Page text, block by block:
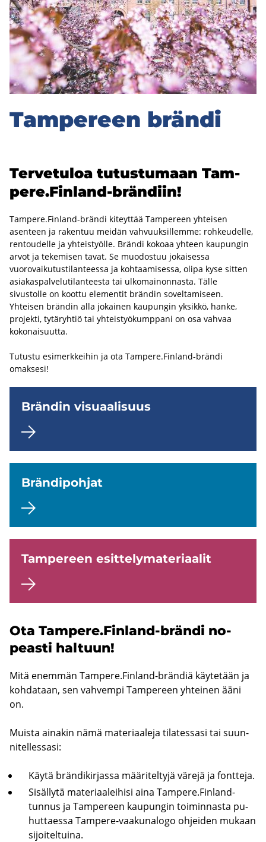
e
e
n
ä
n
d
luokittelua
(Aihealueet)
päältä
Tam­pe­reen brän­di
Ter­ve­tu­loa tu­tus­tu­maan Tam­
pe­re.Finland-​brändiin!
Tampere.Finland-brändi kiteyttää Tampereen yhteisen
asenteen ja rakentuu meidän vahvuuksillemme: rohkeudelle,
rentoudelle ja yhteistyölle. Brändi kokoaa yhteen kaupungin
arvot ja tekemisen tavat. Se muodostuu jokaisessa
vuorovaikutustilanteessa ja kohtaamisessa, olipa kyse sitten
asiakaspalvelutilanteesta tai ulkomainonnasta. Tälle
sivustolle on koottu elementit brändin soveltamiseen.
Yhteisen brändin alla jokainen kaupungin yksikkö, hanke,
projekti, tytäryhtiö tai yhteistyökumppani on osa vahvaa
kokonaisuutta.
Tutustu esimerkkeihin ja ota Tampere.Finland-brändi
omaksesi!
Brän­din vi­su­aa­li­suus
Brän­di­poh­jat
Tam­pe­reen esit­te­ly­ma­te­ri­aa­lit
Ota Tam­pe­re.Finland-​brändi no­
peas­ti hal­tuun!
Mitä enem­män Tam­pe­re.Finland-​brändiä käy­te­tään ja
koh­da­taan, sen vah­vem­pi Tam­pe­reen yh­tei­nen ääni
on.
Muis­ta ai­na­kin nämä ma­te­ri­aa­le­ja ti­la­tes­sa­si tai suun­
ni­tel­les­sa­si:
Käytä brän­di­kir­jas­sa mää­ri­tel­ty­jä vä­re­jä ja font­te­ja.
Si­säl­ly­tä ma­te­ri­aa­lei­hi­si aina Tam­pe­re.Finland-​
tunnus ja Tam­pe­reen kau­pun­gin toi­min­nas­ta pu­
hut­taes­sa Tampere-​vaakunalogo oh­jei­den mu­kaan
si­joi­tel­tui­na.